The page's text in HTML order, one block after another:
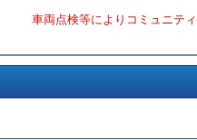
車両点検等によりコミュニテ